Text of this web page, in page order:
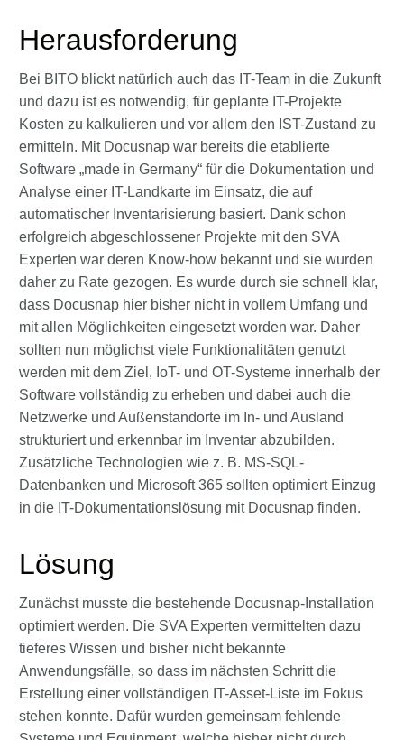
Herausforderung
Bei BITO blickt natürlich auch das IT-Team in die Zukunft
und dazu ist es notwendig, für geplante IT-Projekte
Kosten zu kalkulieren und vor allem den IST-Zustand zu
ermitteln. Mit Docusnap war bereits die etablierte
Software „made in Germany“ für die Dokumentation und
Analyse einer IT-Landkarte im Einsatz, die auf
automatischer Inventarisierung basiert. Dank schon
erfolgreich abgeschlossener Projekte mit den SVA
Experten war deren Know-how bekannt und sie wurden
daher zu Rate gezogen. Es wurde durch sie schnell klar,
dass Docusnap hier bisher nicht in vollem Umfang und
mit allen Möglichkeiten eingesetzt worden war. Daher
sollten nun möglichst viele Funktionalitäten genutzt
werden mit dem Ziel, IoT- und OT-Systeme innerhalb der
Software vollständig zu erheben und dabei auch die
Netzwerke und Außenstandorte im In- und Ausland
strukturiert und erkennbar im Inventar abzubilden.
Zusätzliche Technologien wie z. B. MS-SQL-
Datenbanken und Microsoft 365 sollten optimiert Einzug
in die IT-Dokumentationslösung mit Docusnap finden.
Lösung
Zunächst musste die bestehende Docusnap-Installation
optimiert werden. Die SVA Experten vermittelten dazu
tieferes Wissen und bisher nicht bekannte
Anwendungsfälle, so dass im nächsten Schritt die
Erstellung einer vollständigen IT-Asset-Liste im Fokus
stehen konnte. Dafür wurden gemeinsam fehlende